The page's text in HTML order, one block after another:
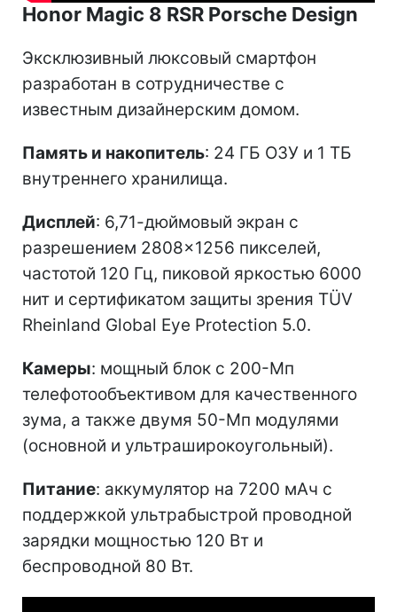
Honor Magic 8 RSR Porsche Design
Эксклюзивный люксовый смартфон
разработан в сотрудничестве с
известным дизайнерским домом.
Память и накопитель: 24 ГБ ОЗУ и 1 ТБ
внутреннего хранилища.
Дисплей: 6,71-дюймовый экран с
разрешением 2808×1256 пикселей,
частотой 120 Гц, пиковой яркостью 6000
нит и сертификатом защиты зрения TÜV
Rheinland Global Eye Protection 5.0.
Камеры: мощный блок с 200-Мп
телефотообъективом для качественного
зума, а также двумя 50-Мп модулями
(основной и ультраширокоугольный).
Питание: аккумулятор на 7200 мАч с
поддержкой ультрабыстрой проводной
зарядки мощностью 120 Вт и
беспроводной 80 Вт.